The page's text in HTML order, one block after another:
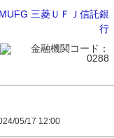
05/17 12:00